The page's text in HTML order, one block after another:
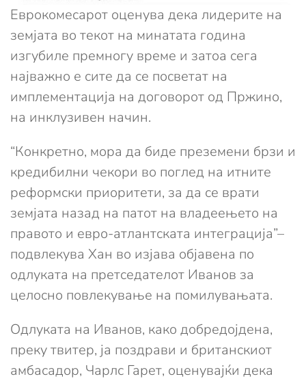
Еврокомесарот оценува дека лидерите на
земјата во текот на минатата година
изгубиле премногу време и затоа сега
најважно е сите да се посветат на
имплементација на договорот од Пржино,
на инклузивен начин.
“Конкретно, мора да биде преземени брзи и
кредибилни чекори во поглед на итните
реформски приоритети, за да се врати
земјата назад на патот на владеењето на
правото и евро-атлантската интеграција”–
подвлекува Хан во изјава објавена по
одлуката на претседателот Иванов за
целосно повлекување на помилувањата.
Одлуката на Иванов, како добредојдена,
преку твитер, ја поздрави и британскиот
амбасадор, Чарлс Гарет, оценувајќи дека